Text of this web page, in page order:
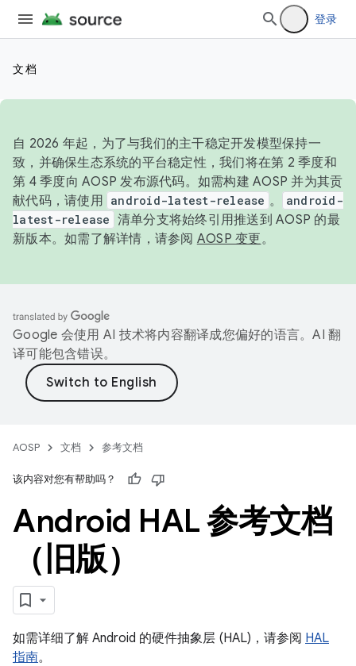
登录
文档
自 2026 年起，为了与我们的主干稳定开发模型保持一
致，并确保生态系统的平台稳定性，我们将在第 2 季度和
第 4 季度向 AOSP 发布源代码。如需构建 AOSP 并为其贡
献代码，请使用 android-latest-release 。
android-
latest-release 清单分支将始终引用推送到 AOSP 的最
新版本。如需了解详情，请参阅 AOSP 变更。
Google 会使用 AI 技术将内容翻译成您偏好的语言。AI 翻
译可能包含错误。
AOSP 文档 参考文档
该内容对您有帮助吗？
Android HAL 参考文档
（旧版）
如需详细了解 Android 的硬件抽象层 (HAL)，请参阅 HAL
指南。